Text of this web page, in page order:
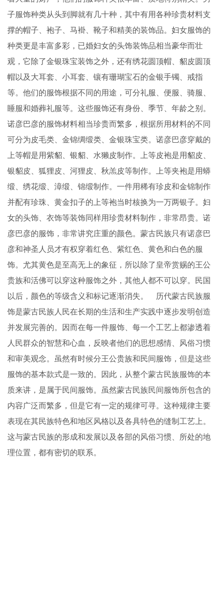
子服饰种类从头到脚就有几十种，其中有用各种珍贵材料支
撑的帽子、袍子、马褂、靴子和精美的装饰品。妇女服饰的
种类更是丰富多彩，已婚妇女的头饰装饰品相当豪华而壮
观，它除了金银珠宝装饰之外，还有绣花圆顶帽、貂皮圆顶
帽以及大耳套、小耳套、镶有珊瑚宝石的金银手镯、戒指
等。他们的服饰根据不同的用途，可分礼服、便服、骑服、
睡服和婚葬礼服等。这些服饰还有身份、季节、年龄之别。
诺彦巴彦的服饰材料相当珍贵而繁多，根据所用材料的不同
可分为皮毛类、金锦绸缎类、金银珠宝类。诺彦巴彦穿戴的
上等帽是用紫貂、银貂、水獭皮制作。上等皮袍是用貂皮、
银貂皮、狐狸皮、河狸皮、秋羔皮等制作。上等夹袍是用蟒
缎、绣花缎、漳缎、锦缎制作。一件用稀有珍皮和金锦制作
并配有珍珠、黄金扣子的上等袍当时核换为一万两银子。妇
女的头饰、衣饰等装饰同样用珍贵材料制作，非常昂贵。诺
彦巴彦的服饰，非常讲究庄重的颜色。蒙古民族只有诺彦巴
彦和神圣人员才有权穿着红色、紫红色、黄色和白色的服
饰。尤其黄色是至高无上的象征，所以除了皇帝赏赐的王公
贵族和活佛可以穿这种服饰之外，其他人都不可以穿。民国
以后，颜色的等级含义和标记逐渐消失。 历代蒙古民族服
饰是蒙古民族人民在长期的生活和生产实践中逐步发明创造
并发展完善的。因而在每一件服饰、每一个工艺上都渗透着
人民群众的智慧和心血，反映者他们的思想感情、风俗习惯
和审美观念。虽然有时候分王公贵族和民间服饰，但是这些
服饰的基本款式是一致的。因此，从整个蒙古民族服饰的本
质来讲，是属于民间服饰。虽然蒙古民族民间服饰所包含的
内容广泛而繁多，但是它有一定的规律可寻。这种规律主要
表现在其民族特色和地区风格以及各具特色的缝制工艺上。
这与蒙古民族的形成和发展以及各部的风俗习惯、所处的地
理位置，都有密切的联系。